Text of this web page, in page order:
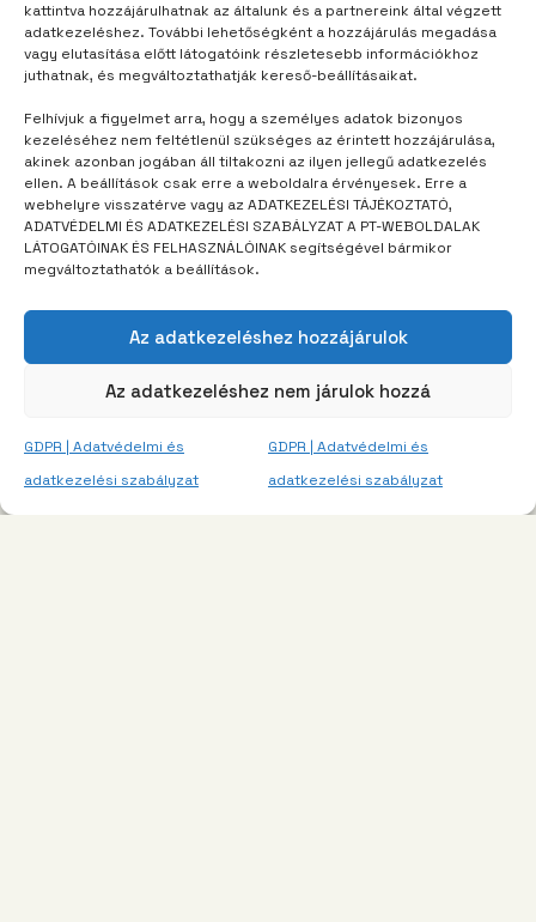
kattintva hozzájárulhatnak az általunk és a partnereink által végzett
adatkezeléshez. További lehetőségként a hozzájárulás megadása
vagy elutasítása előtt látogatóink részletesebb információkhoz
juthatnak, és megváltoztathatják kereső-beállításaikat.
Felhívjuk a figyelmet arra, hogy a személyes adatok bizonyos
kezeléséhez nem feltétlenül szükséges az érintett hozzájárulása,
akinek azonban jogában áll tiltakozni az ilyen jellegű adatkezelés
ellen. A beállítások csak erre a weboldalra érvényesek. Erre a
webhelyre visszatérve vagy az ADATKEZELÉSI TÁJÉKOZTATÓ,
ADATVÉDELMI ÉS ADATKEZELÉSI SZABÁLYZAT A PT-WEBOLDALAK
LÁTOGATÓINAK ÉS FELHASZNÁLÓINAK segítségével bármikor
megváltoztathatók a beállítások.
Az adatkezeléshez hozzájárulok
Az adatkezeléshez nem járulok hozzá
GDPR | Adatvédelmi és
adatkezelési szabályzat
GDPR | Adatvédelmi és
adatkezelési szabályzat
Menjek?